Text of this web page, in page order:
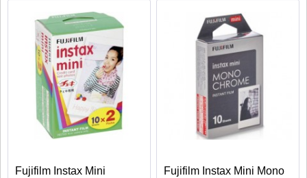
Fujifilm Instax Mini
Fujifilm Instax Mini Mono